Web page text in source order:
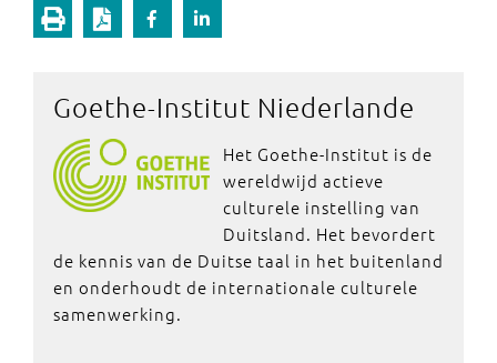
Goethe-Institut Niederlande
Het Goethe-Institut is de
wereldwijd actieve
culturele instelling van
Duitsland. Het bevordert
de kennis van de Duitse taal in het buitenland
en onderhoudt de internationale culturele
samenwerking.